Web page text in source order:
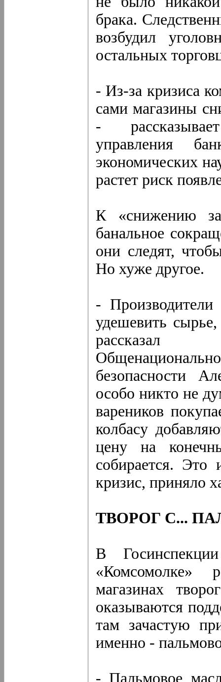
брака.
возбудил
остальных
- Из-за кризиса
сами магазины
-
управления
экономических
растет риск
К «снижению
банальное
они следят,
Но хуже другое.
-
удешевить
рассказал
безопасности
особо никто не
вареников
колбасу
цену на
собирается. Это
кризис, приняло
ТВОРОГ С...
В
«Комсомолке»
магазинах
оказываются
там зачастую
именно -
- Пальмовое